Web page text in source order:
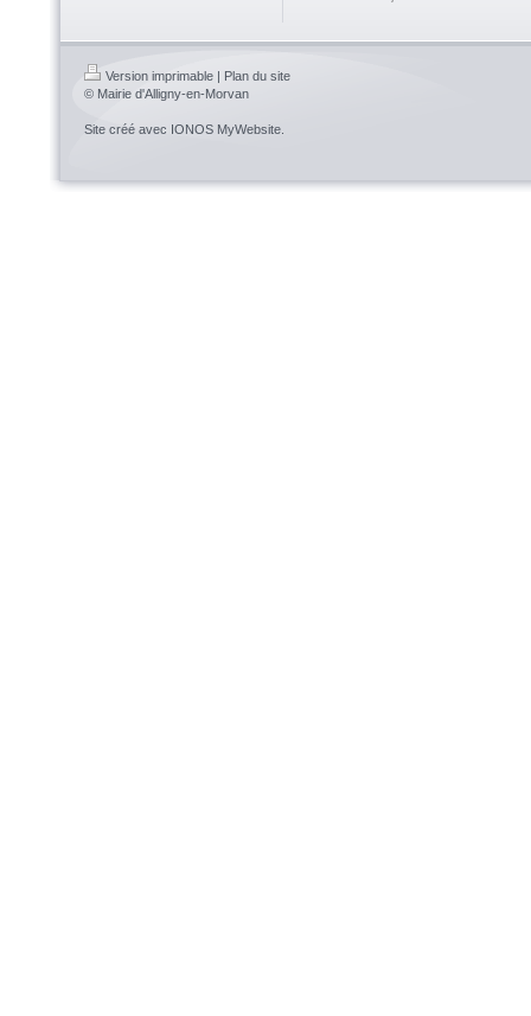
Version imprimable | Plan du site
© Mairie d'Alligny-en-Morvan
Site créé avec IONOS MyWebsite